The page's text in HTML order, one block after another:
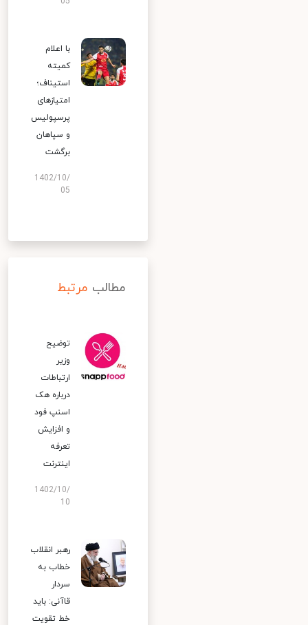
با اعلام
کمیته
استیناف؛
امتیازهای
پرسپولیس
و سپاهان
برگشت
1402/10/
05
مطالب مرتبط
توضیح
وزیر
ارتباطات
درباره هک
اسنپ‌ فود
و افزایش
تعرفه
اینترنت
1402/10/
10
رهبر انقلاب
خطاب به
سردار
قاآنی: باید
خط تقویت